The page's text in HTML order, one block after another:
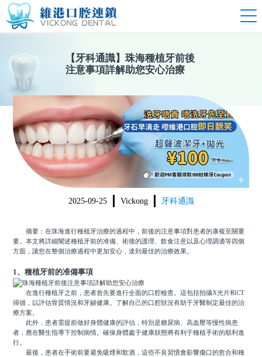
【 牙科通識】 珠海種植牙前後
注意事項詳解助您安心治療
2025-09-25 Vickong 牙科通識
摘要：在珠海進行種植牙治療的過程中，前後的注意事項對患者的康複至關重
要。本文將詳細闡述種植牙前的准備、術後的護理、飲食注意以及心理調適等四個
方面，讓您在整個治療過程中更加安心，達到最佳的治療效果。
1、種植牙前的准備事項
在進行種植牙之前，患者首先要進行全面的口腔檢查。這包括拍攝X光片和CT
掃描，以評估骨質情況和牙龈健康。了解自己的口腔狀況有助于牙醫制定最佳的治
療方案。
此外，患者需提前做好身體健康的評估，特別是糖尿病、高血壓等慢性病患
者，應在醫生指導下控制病情。確保身體處于健康狀態將有利于種植手術的順利進
行。
最後，患者在手術前要避免吸煙和飲酒，這些不良習慣會影響傷口的愈合和種